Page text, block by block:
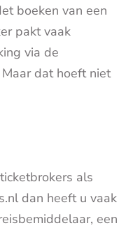
boeken van een
pakt vaak
via de
dat hoeft niet
als
dan heeft u vaak
een